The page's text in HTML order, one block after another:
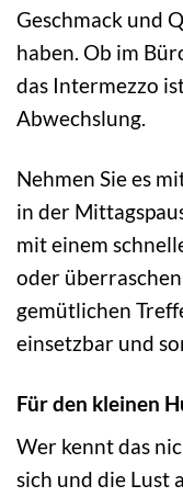
Geschmack und
haben. Ob im
das Intermezzo
Abwechslung.
Nehmen Sie es
in der
mit einem
oder
gemütlichen
einsetzbar und
Für den kleinen
Wer kennt das
sich und die Lust